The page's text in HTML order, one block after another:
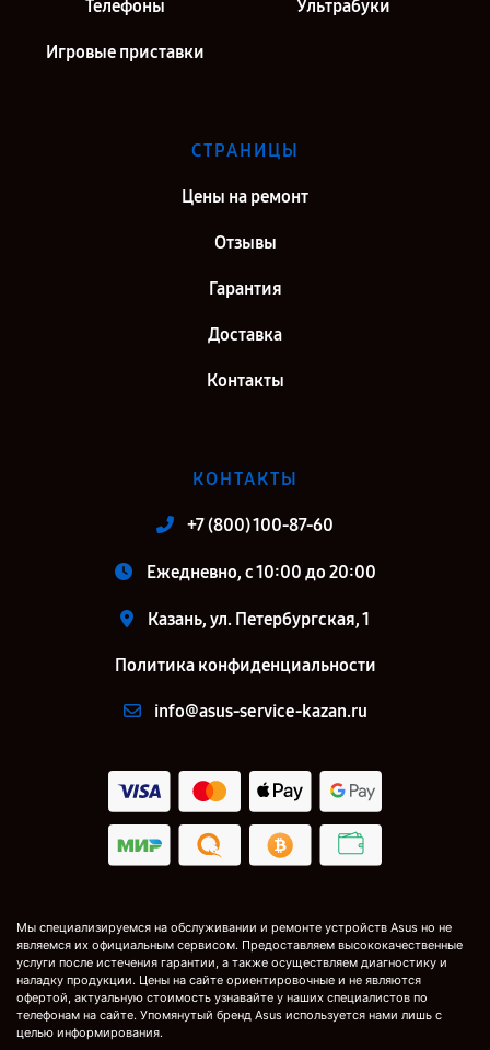
Телефоны Ультрабуки
Игровые приставки
СТРАНИЦЫ
Цены на ремонт
Отзывы
Гарантия
Доставка
Контакты
КОНТАКТЫ
+7 (800) 100-87-60
Ежедневно, с 10:00 до 20:00
Казань, ул. Петербургская, 1
Политика конфиденциальности
info@asus-service-kazan.ru
Мы специализируемся на обслуживании и ремонте устройств Asus но не
являемся их официальным сервисом. Предоставляем высококачественные
услуги после истечения гарантии, а также осуществляем диагностику и
наладку продукции. Цены на сайте ориентировочные и не являются
офертой, актуальную стоимость узнавайте у наших специалистов по
телефонам на сайте. Упомянутый бренд Asus используется нами лишь с
целью информирования.